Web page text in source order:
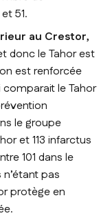
51.
au Crestor,
donc le Tahor est
est renforcée
comparait le Tahor
le groupe
et 113 infarctus
101 dans le
pas
protège en